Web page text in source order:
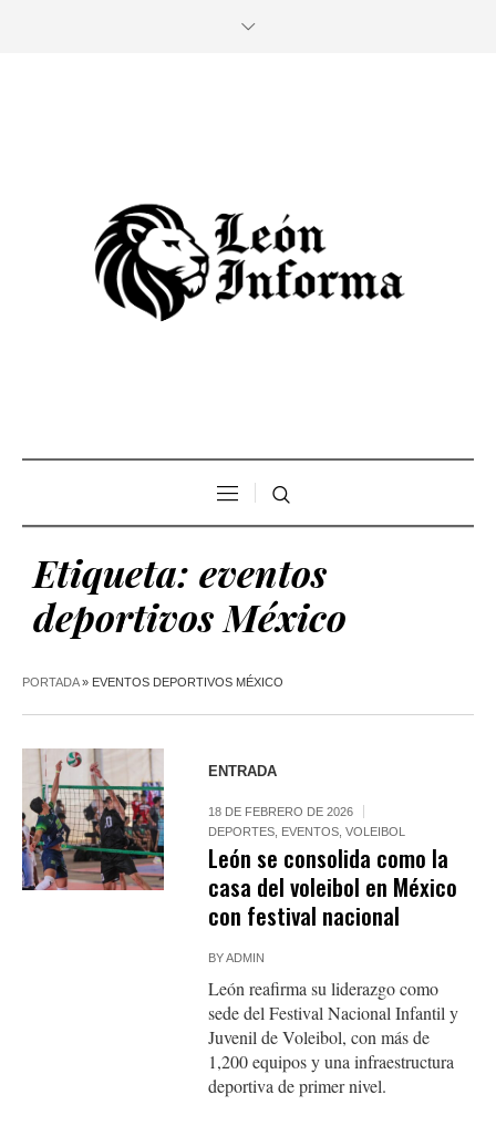
Etiqueta: eventos
deportivos México
PORTADA» EVENTOS DEPORTIVOS MÉXICO
ENTRADA
18 DE FEBRERO DE 2026
DEPORTES EVENTOS ,VOLEIBOL
León se consolida como la
casa del voleibol en México
con festival nacional
BYADMIN
León reafirma su liderazgo como
sede del Festival Nacional Infantil y
Juvenil de Voleibol, con más de
1,200 equipos y una infraestructura
deportiva de primer nivel.